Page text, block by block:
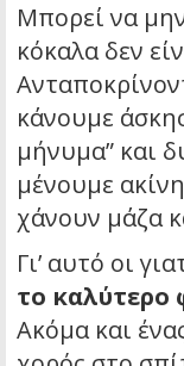
Μπορεί να
κόκαλα δεν
κάνουμε
μήνυμα” και
μένουμε
χάνουν μάζα
Γι’ αυτό οι
το καλύτερο
Ακόμα και